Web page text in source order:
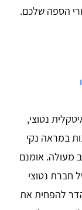
הספה שלכם.
נטוצי,
במראה נקי
מעולה. אומנם
חברת נטוצי
להפחית את